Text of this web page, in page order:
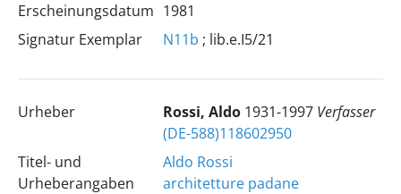
Erscheinungsdatum 1981
Signatur Exemplar
N11b ; lib.e.I5/21
Urheber Rossi, Aldo 1931-1997 Verfasser
(DE-588)118602950
Titel- und
Urheberangaben
Aldo Rossi
architetture padane